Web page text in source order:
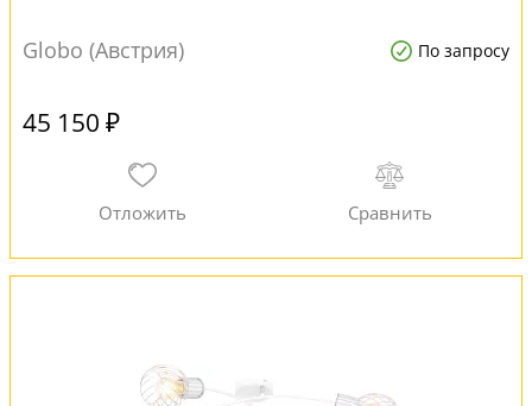
Globo (Австрия) По запросу
45 150 ₽